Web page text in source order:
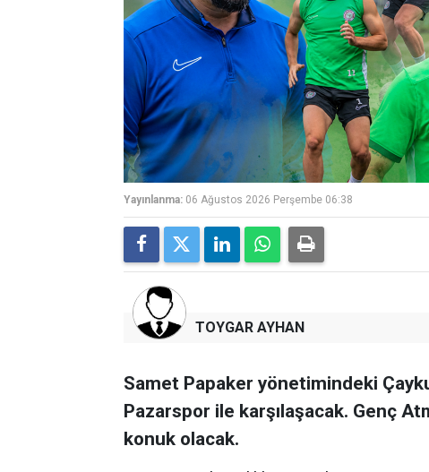
Yayınlanma: 06 Ağustos 2026 Perşembe 06:38
TOYGAR AYHAN
Samet Papaker yönetimindeki
Pazarspor ile karşılaşacak. Genç
konuk olacak.